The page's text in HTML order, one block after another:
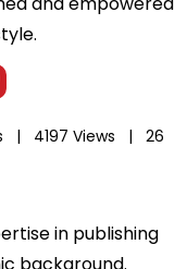
| 4197 Views |
26
in publishing
background.